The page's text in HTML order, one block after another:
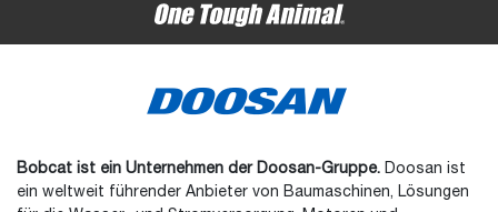
Bobcat ist ein Unternehmen der Doosan-Gruppe. Doosan ist
ein weltweit führender Anbieter von Baumaschinen, Lösungen